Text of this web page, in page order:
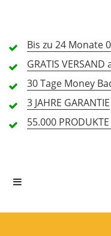
Bis zu 24 Monate
GRATIS VERSAND
30 Tage Money
3 JAHRE GARANTIE
55.000 PRODUKTE